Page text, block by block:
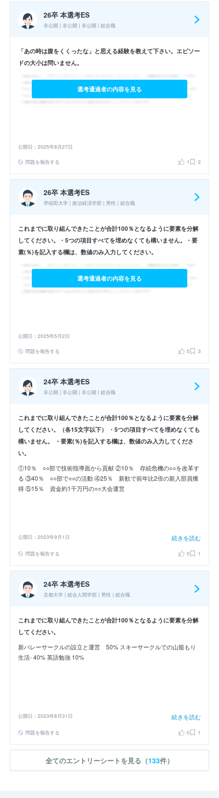
26卒 本選考ES
非公開 | 非公開 | 非公開 | 総合職
「あの時は腹をくくったな」と思える経験を教えて下さい。エピソー
ドの大小は問いません。
選考通過者の内容を見る
公開日：2025年8月27日
問題を報告する 1 2
26卒 本選考ES
早稲田大学 | 政治経済学部 | 男性 | 総合職
これまでに取り組んできたことが合計100％となるように要素を分解
してください。・5つの項目すべてを埋めなくても構いません。・要
素(％)を記入する欄は、数値のみ入力してください。
選考通過者の内容を見る
公開日：2025年5月2日
問題を報告する 0 3
24卒 本選考ES
非公開 | 非公開 | 非公開 | 総合職
これまでに取り組んできたことが合計100％となるように要素を分解
してください。（各15文字以下） ・5つの項目すべてを埋めなくても
構いません。 ・要素(％)を記入する欄は、数値のみ入力してくださ
い。
①10％ ○○部で技術指導面から貢献 ②10％ 存続危機の○○を改革す
る ③40％ ○○部で○○の活動 ④25％ 新歓で前年比2倍の新入部員獲
得 ⑤15％ 資金約1千万円の○○大会運営
公開日：2023年9月1日 続きを読む
問題を報告する 0 1
24卒 本選考ES
京都大学 | 総合人間学部 | 男性 | 総合職
これまでに取り組んできたことが合計100％となるように要素を分解
してください。
新バレーサークルの設立と運営 50% スキーサークルでの山籠もり
生活- 40% 英語勉強 10%
公開日：2023年8月31日 続きを読む
問題を報告する 0 1
全てのエントリーシートを見る（133件）